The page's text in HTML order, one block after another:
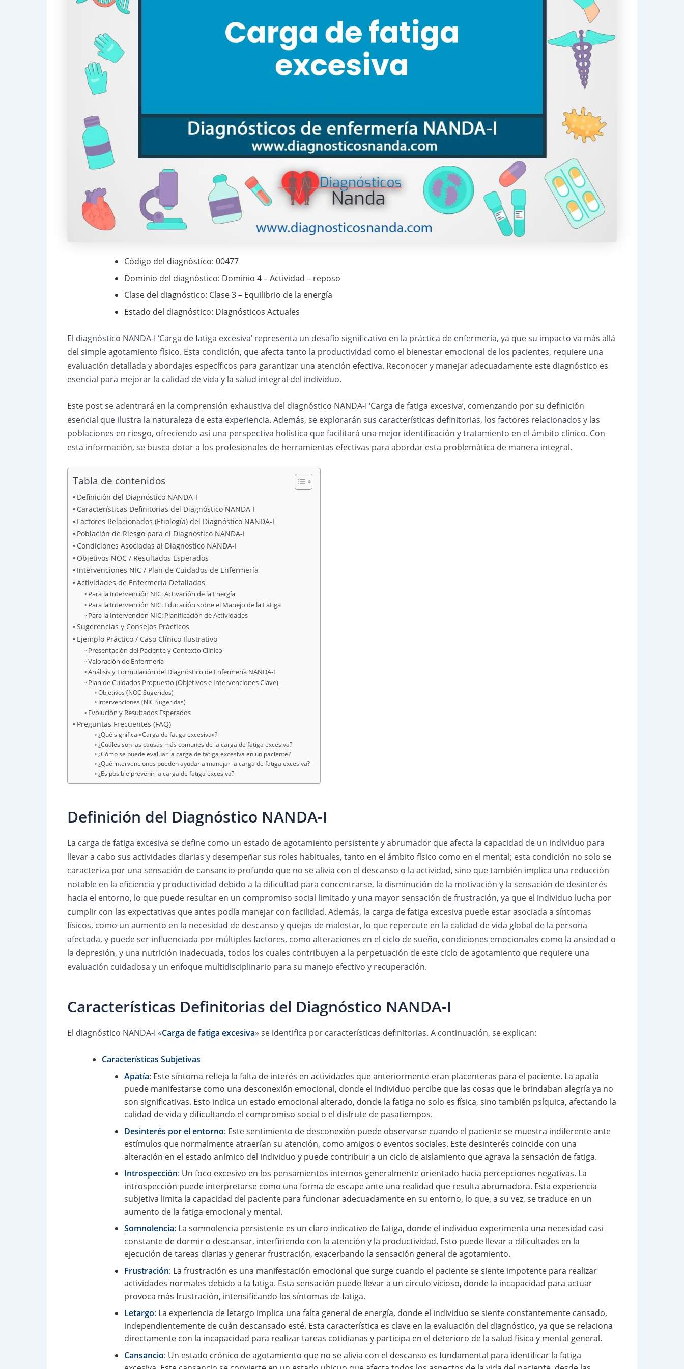
Código del diagnóstico: 00477
Dominio del diagnóstico: Dominio 4 – Actividad – reposo
Clase del diagnóstico: Clase 3 – Equilibrio de la energía
Estado del diagnóstico: Diagnósticos Actuales
El diagnóstico NANDA-I ‘Carga de fatiga excesiva’ representa un desafío significativo en la práctica de enfermería, ya que su impacto va más allá
del simple agotamiento físico. Esta condición, que afecta tanto la productividad como el bienestar emocional de los pacientes, requiere una
evaluación detallada y abordajes específicos para garantizar una atención efectiva. Reconocer y manejar adecuadamente este diagnóstico es
esencial para mejorar la calidad de vida y la salud integral del individuo.
Este post se adentrará en la comprensión exhaustiva del diagnóstico NANDA-I ‘Carga de fatiga excesiva’, comenzando por su definición
esencial que ilustra la naturaleza de esta experiencia. Además, se explorarán sus características definitorias, los factores relacionados y las
poblaciones en riesgo, ofreciendo así una perspectiva holística que facilitará una mejor identificación y tratamiento en el ámbito clínico. Con
esta información, se busca dotar a los profesionales de herramientas efectivas para abordar esta problemática de manera integral.
Tabla de contenidos
Definición del Diagnóstico NANDA-I
Características Definitorias del Diagnóstico NANDA-I
Factores Relacionados (Etiología) del Diagnóstico NANDA-I
Población de Riesgo para el Diagnóstico NANDA-I
Condiciones Asociadas al Diagnóstico NANDA-I
Objetivos NOC / Resultados Esperados
Intervenciones NIC / Plan de Cuidados de Enfermería
Actividades de Enfermería Detalladas
Para la Intervención NIC: Activación de la Energía
Para la Intervención NIC: Educación sobre el Manejo de la Fatiga
Para la Intervención NIC: Planificación de Actividades
Sugerencias y Consejos Prácticos
Ejemplo Práctico / Caso Clínico Ilustrativo
Presentación del Paciente y Contexto Clínico
Valoración de Enfermería
Análisis y Formulación del Diagnóstico de Enfermería NANDA-I
Plan de Cuidados Propuesto (Objetivos e Intervenciones Clave)
Objetivos (NOC Sugeridos)
Intervenciones (NIC Sugeridas)
Evolución y Resultados Esperados
Preguntas Frecuentes (FAQ)
¿Qué significa «Carga de fatiga excesiva»?
¿Cuáles son las causas más comunes de la carga de fatiga excesiva?
¿Cómo se puede evaluar la carga de fatiga excesiva en un paciente?
¿Qué intervenciones pueden ayudar a manejar la carga de fatiga excesiva?
¿Es posible prevenir la carga de fatiga excesiva?
Definición del Diagnóstico NANDA-I
La carga de fatiga excesiva se define como un estado de agotamiento persistente y abrumador que afecta la capacidad de un individuo para
llevar a cabo sus actividades diarias y desempeñar sus roles habituales, tanto en el ámbito físico como en el mental; esta condición no solo se
caracteriza por una sensación de cansancio profundo que no se alivia con el descanso o la actividad, sino que también implica una reducción
notable en la eficiencia y productividad debido a la dificultad para concentrarse, la disminución de la motivación y la sensación de desinterés
hacia el entorno, lo que puede resultar en un compromiso social limitado y una mayor sensación de frustración, ya que el individuo lucha por
cumplir con las expectativas que antes podía manejar con facilidad. Además, la carga de fatiga excesiva puede estar asociada a síntomas
físicos, como un aumento en la necesidad de descanso y quejas de malestar, lo que repercute en la calidad de vida global de la persona
afectada, y puede ser influenciada por múltiples factores, como alteraciones en el ciclo de sueño, condiciones emocionales como la ansiedad o
la depresión, y una nutrición inadecuada, todos los cuales contribuyen a la perpetuación de este ciclo de agotamiento que requiere una
evaluación cuidadosa y un enfoque multidisciplinario para su manejo efectivo y recuperación.
Características Definitorias del Diagnóstico NANDA-I
El diagnóstico NANDA-I «Carga de fatiga excesiva» se identifica por características definitorias. A continuación, se explican:
Características Subjetivas
Apatía: Este síntoma refleja la falta de interés en actividades que anteriormente eran placenteras para el paciente. La apatía
puede manifestarse como una desconexión emocional, donde el individuo percibe que las cosas que le brindaban alegría ya no
son significativas. Esto indica un estado emocional alterado, donde la fatiga no solo es física, sino también psíquica, afectando la
calidad de vida y dificultando el compromiso social o el disfrute de pasatiempos.
Desinterés por el entorno: Este sentimiento de desconexión puede observarse cuando el paciente se muestra indiferente ante
estímulos que normalmente atraerían su atención, como amigos o eventos sociales. Este desinterés coincide con una
alteración en el estado anímico del individuo y puede contribuir a un ciclo de aislamiento que agrava la sensación de fatiga.
Introspección: Un foco excesivo en los pensamientos internos generalmente orientado hacia percepciones negativas. La
introspección puede interpretarse como una forma de escape ante una realidad que resulta abrumadora. Esta experiencia
subjetiva limita la capacidad del paciente para funcionar adecuadamente en su entorno, lo que, a su vez, se traduce en un
aumento de la fatiga emocional y mental.
Somnolencia: La somnolencia persistente es un claro indicativo de fatiga, donde el individuo experimenta una necesidad casi
constante de dormir o descansar, interfiriendo con la atención y la productividad. Esto puede llevar a dificultades en la
ejecución de tareas diarias y generar frustración, exacerbando la sensación general de agotamiento.
Frustración: La frustración es una manifestación emocional que surge cuando el paciente se siente impotente para realizar
actividades normales debido a la fatiga. Esta sensación puede llevar a un círculo vicioso, donde la incapacidad para actuar
provoca más frustración, intensificando los síntomas de fatiga.
Letargo: La experiencia de letargo implica una falta general de energía, donde el individuo se siente constantemente cansado,
independientemente de cuán descansado esté. Esta característica es clave en la evaluación del diagnóstico, ya que se relaciona
directamente con la incapacidad para realizar tareas cotidianas y participa en el deterioro de la salud física y mental general.
Cansancio: Un estado crónico de agotamiento que no se alivia con el descanso es fundamental para identificar la fatiga